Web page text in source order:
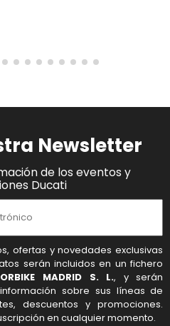
Newsletter
de los eventos y
Ducati
ofertas y novedades exclusivas
serán incluidos en un fichero
MADRID S. L., y serán
sobre sus líneas de
descuentos y promociones.
en cualquier momento.